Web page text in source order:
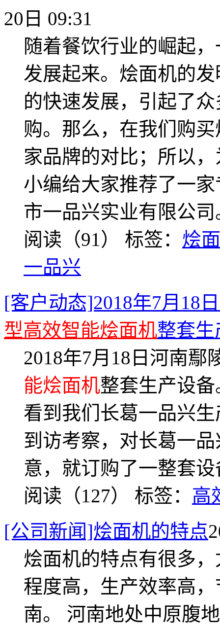
20日 09:31
随着餐饮行业的崛起
发展起来。烩面机的
的快速发展，引起了
购。那么，在我们购
家品牌的对比；所以
小编给大家推荐了一
市一品兴实业有限公司
阅读（91） 标签： 烩
一品兴
[客户动态]2018年7月18
型高效智能烩面机整套
2018年7月18日河南鄢
能烩面机整套生产设
看到我们长葛一品兴
到访考察，对长葛一
意，就订购了一整套设
阅读（127） 标签： 高
[公司新闻]烩面机的特点
烩面机的特点有很多
程度高，生产效率高
南。 河南地处中原腹